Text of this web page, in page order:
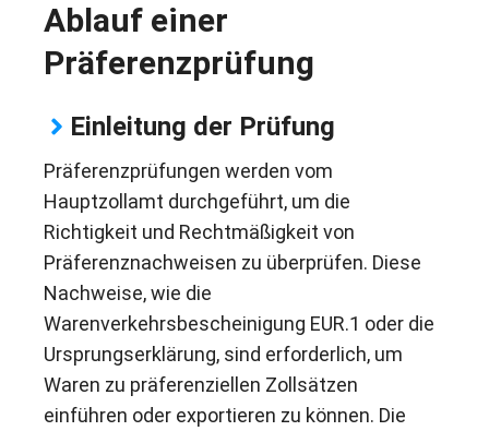
Ablauf einer
Präferenzprüfung
Einleitung der Prüfung
Präferenzprüfungen werden vom
Hauptzollamt durchgeführt, um die
Richtigkeit und Rechtmäßigkeit von
Präferenznachweisen zu überprüfen. Diese
Nachweise, wie die
Warenverkehrsbescheinigung EUR.1 oder die
Ursprungserklärung, sind erforderlich, um
Waren zu präferenziellen Zollsätzen
einführen oder exportieren zu können. Die